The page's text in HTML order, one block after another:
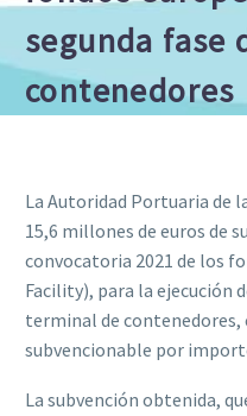
segunda fase
contenedores
La Autoridad Portuaria de
15,6 millones de euros de
convocatoria 2021 de los
Facility), para la ejecución
terminal de contenedores,
subvencionable por
La subvención obtenida,